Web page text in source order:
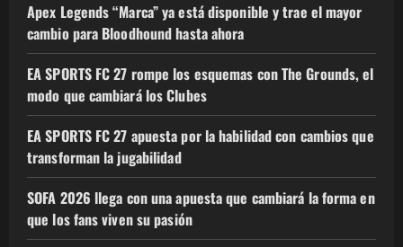
Apex Legends “Marca” ya está disponible y trae el mayor
cambio para Bloodhound hasta ahora
EA SPORTS FC 27 rompe los esquemas con The Grounds, el
modo que cambiará los Clubes
EA SPORTS FC 27 apuesta por la habilidad con cambios que
transforman la jugabilidad
SOFA 2026 llega con una apuesta que cambiará la forma en
que los fans viven su pasión